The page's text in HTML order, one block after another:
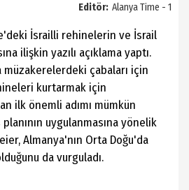
Editör: Alanya Time - 1
İsrailli rehinelerin ve İsrail
ilişkin yazılı açıklama yaptı.
müzakerelerdeki çabaları için
kurtarmak için
ilk önemli adımı mümkün
uygulanmasına yönelik
Almanya'nın Orta Doğu'da
da vurguladı.